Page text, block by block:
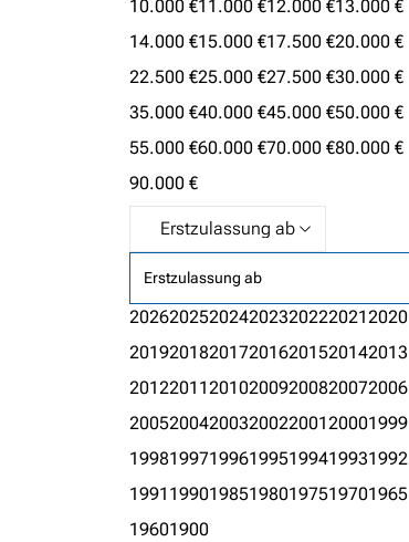
10.000 €11.000 €12.000 €13.000 €
14.000 €15.000 €17.500 €20.000 €
22.500 €25.000 €27.500 €30.000 €
35.000 €40.000 €45.000 €50.000 €
55.000 €60.000 €70.000 €80.000 €
90.000 €
Erstzulassung ab
2026202520242023202220212020
2019201820172016201520142013
2012201120102009200820072006
2005200420032002200120001999
1998199719961995199419931992
1991 199019851980197519701965
19601900